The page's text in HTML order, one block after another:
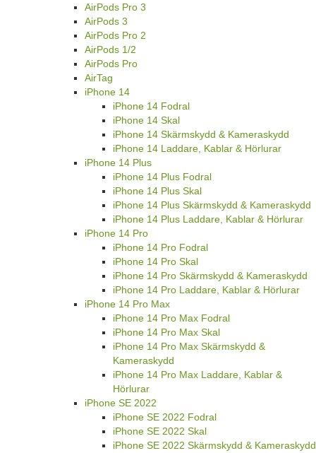
AirPods Pro 3
AirPods 3
AirPods Pro 2
AirPods 1/2
AirPods Pro
AirTag
iPhone 14
iPhone 14 Fodral
iPhone 14 Skal
iPhone 14 Skärmskydd & Kameraskydd
iPhone 14 Laddare, Kablar & Hörlurar
iPhone 14 Plus
iPhone 14 Plus Fodral
iPhone 14 Plus Skal
iPhone 14 Plus Skärmskydd & Kameraskydd
iPhone 14 Plus Laddare, Kablar & Hörlurar
iPhone 14 Pro
iPhone 14 Pro Fodral
iPhone 14 Pro Skal
iPhone 14 Pro Skärmskydd & Kameraskydd
iPhone 14 Pro Laddare, Kablar & Hörlurar
iPhone 14 Pro Max
iPhone 14 Pro Max Fodral
iPhone 14 Pro Max Skal
iPhone 14 Pro Max Skärmskydd &
Kameraskydd
iPhone 14 Pro Max Laddare, Kablar &
Hörlurar
iPhone SE 2022
iPhone SE 2022 Fodral
iPhone SE 2022 Skal
iPhone SE 2022 Skärmskydd & Kameraskydd